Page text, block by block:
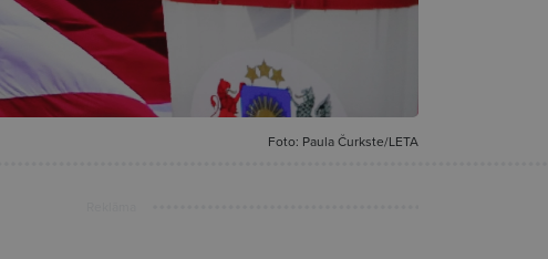
Foto: Paula Čurkste/LETA